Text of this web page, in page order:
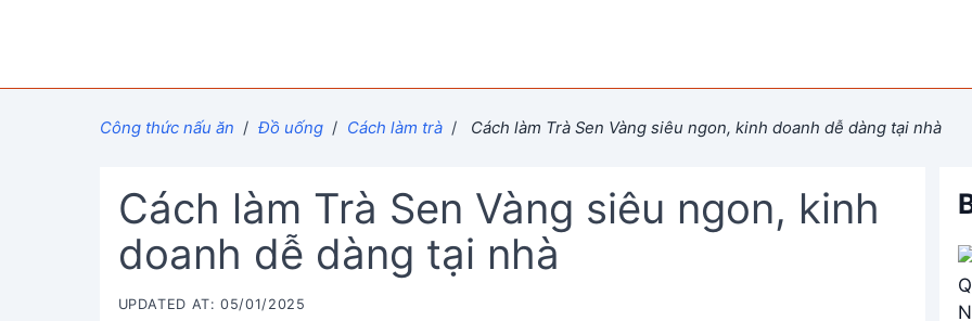
Công thức nấu ăn / Đồ uống / Cách làm trà / Cách làm Trà Sen Vàng siêu ngon, kinh doanh dễ dàng tại nhà
Cách làm Trà Sen Vàng siêu ngon, kinh
doanh dễ dàng tại nhà
UPDATED AT: 05/01/2025